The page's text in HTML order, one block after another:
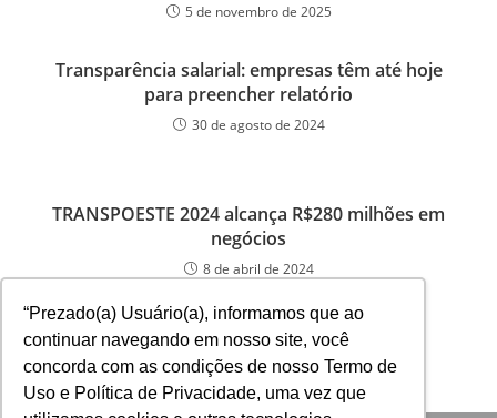
“Prezado(a) Usuário(a), informamos que ao
continuar navegando em nosso site, você
concorda com as condições de nosso Termo de
Uso e Política de Privacidade, uma vez que
5 de novembro de 2025
Transparência salarial: empresas têm até hoje
para preencher relatório
30 de agosto de 2024
TRANSPOESTE 2024 alcança R$280 milhões em
negócios
8 de abril de 2024